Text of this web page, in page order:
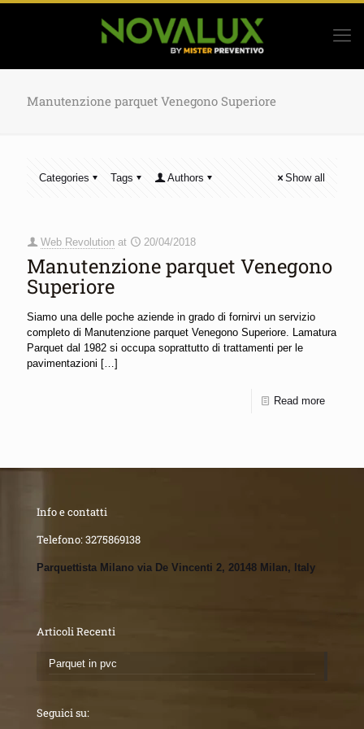
Manutenzione parquet Venegono Superiore
Categories Tags Authors Show all
Web Revolution at 20/04/2018
Manutenzione parquet Venegono
Superiore
Siamo una delle poche aziende in grado di fornirvi un servizio
completo di Manutenzione parquet Venegono Superiore. Lamatura
Parquet dal 1982 si occupa soprattutto di trattamenti per le
pavimentazioni […]
Read more
Info e contatti
Telefono:3275869138
Parquettista Milano via De Vincenti 2, 20148 Milan, Italy
Articoli Recenti
Parquet in pvc
Seguici su: